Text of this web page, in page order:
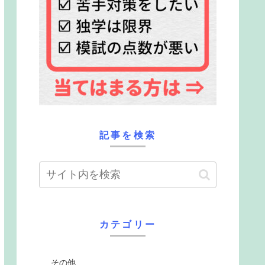
記事を検索
カテゴリー
その他